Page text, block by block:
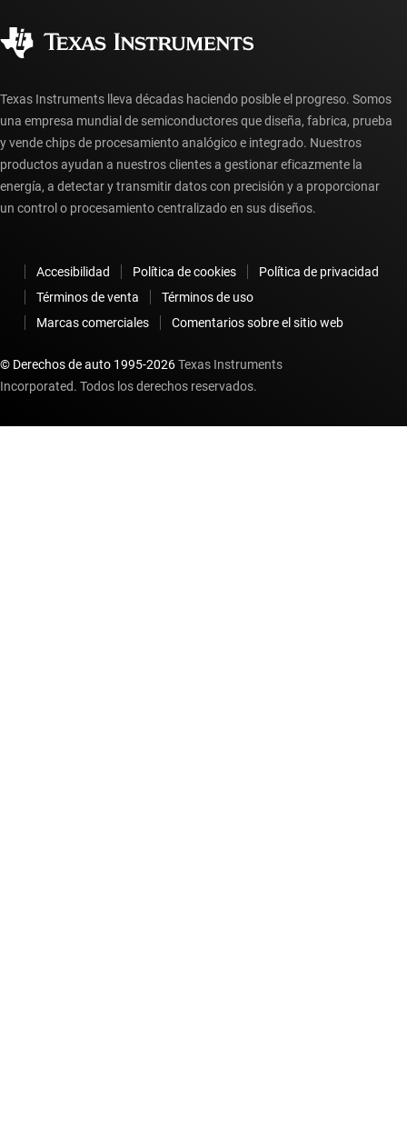
Preguntas frecuentes sobre la cuenta myTI
Texas Instruments lleva décadas haciendo posible el progreso. Somos
una empresa mundial de semiconductores que diseña, fabrica, prueba
y vende chips de procesamiento analógico e integrado. Nuestros
productos ayudan a nuestros clientes a gestionar eficazmente la
energía, a detectar y transmitir datos con precisión y a proporcionar
un control o procesamiento centralizado en sus diseños.
Accesibilidad Política de cookies
Política de privacidad
Términos de venta
Términos de uso
Marcas comerciales
Comentarios sobre el sitio web
© Derechos de auto 1995-2026Texas Instruments
Incorporated. Todos los derechos reservados.